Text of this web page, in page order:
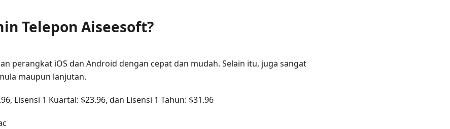
Telepon Aiseesoft?
perangkat iOS dan Android dengan cepat dan mudah. Selain itu, juga sangat
maupun lanjutan.
Lisensi 1 Kuartal: $23.96, dan Lisensi 1 Tahun: $31.96